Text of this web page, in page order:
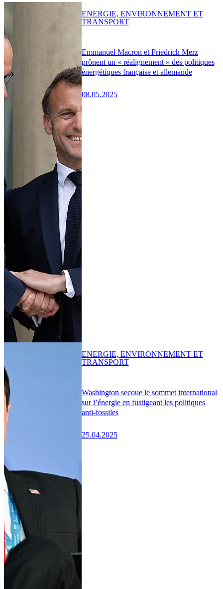
Emmanuel Macron et Friedrich Merz
prônent un « réalignement » des politiques
énergétiques française et allemande
08.05.2025
ENERGIE, ENVIRONNEMENT ET
TRANSPORT
Washington secoue le sommet international
sur l’énergie en fustigeant les politiques
anti-fossiles
25.04.2025
ENERGIE, ENVIRONNEMENT ET
TRANSPORT